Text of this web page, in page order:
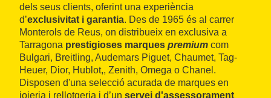
dels seus clients, oferint una experiència
d’exclusivitat i garantia. Des de 1965 és al carrer
Monterols de Reus, on distribueix en exclusiva a
Tarragona prestigioses marques premium com
Bulgari, Breitling, Audemars Piguet, Chaumet, Tag-
Heuer, Dior, Hublot,, Zenith, Omega o Chanel.
Disposen d'una selecció acurada de marques en
joieria i rellotgeria i d’un servei d'assessorament